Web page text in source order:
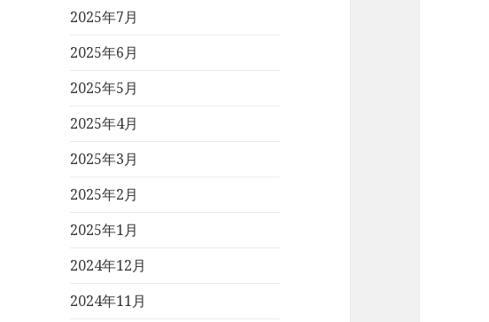
2025年7月
2025年6月
2025年5月
2025年4月
2025年3月
2025年2月
2025年1月
2024年12月
2024年11月